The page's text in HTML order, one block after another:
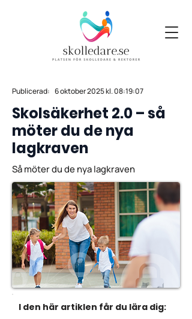
Publicerad: 6 oktober 2025 kl. 08:19:07
Skolsäkerhet 2.0 – så
möter du de nya
lagkraven
Så möter du de nya lagkraven
I den här artiklen får du lära dig: